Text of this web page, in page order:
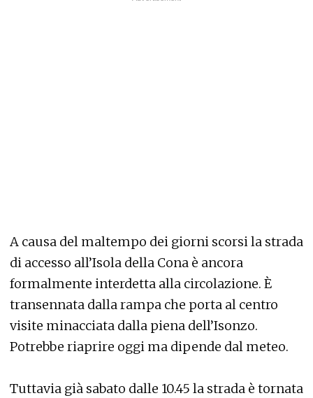
A causa del maltempo dei giorni scorsi la strada
di accesso all’Isola della Cona è ancora
formalmente interdetta alla circolazione. È
transennata dalla rampa che porta al centro
visite minacciata dalla piena dell’Isonzo.
Potrebbe riaprire oggi ma dipende dal meteo.
Tuttavia già sabato dalle 10.45 la strada è tornata